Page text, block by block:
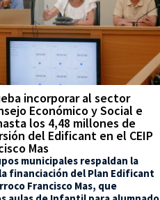
incorporar al sector
Económico y Social e
los 4,48 millones de
del Edificant en el CEIP
Mas
municipales respaldan la
financiación del Plan Edificant
Francisco Mas, que